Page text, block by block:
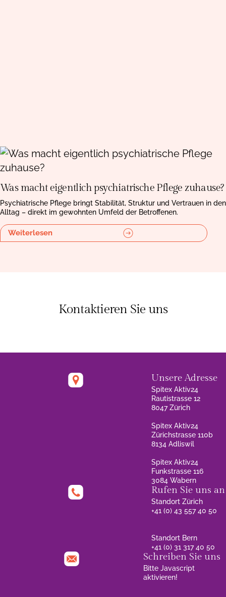
Was macht eigentlich psychiatrische Pflege zuhause?
Psychiatrische Pflege bringt Stabilität, Struktur und Vertrauen in den
Alltag – direkt im gewohnten Umfeld der Betroffenen.
Weiterlesen
Kontaktieren Sie uns
Unsere Adresse
Spitex Aktiv24
Rautistrasse 12
8047 Zürich
Spitex Aktiv24
Zürichstrasse 110b
8134 Adliswil
Spitex Aktiv24
Funkstrasse 116
3084 Wabern
Rufen Sie uns an
Standort Zürich
+41 (0) 43 557 40 50
Standort Bern
+41 (0) 31 317 40 50
Schreiben Sie uns
Bitte Javascript
aktivieren!